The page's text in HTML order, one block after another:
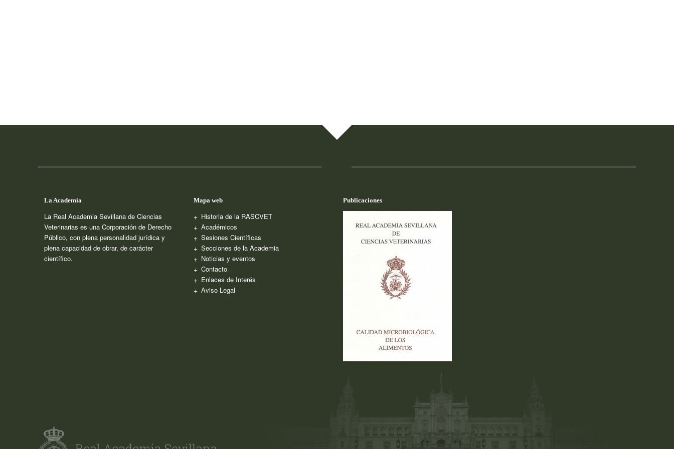
La Academia
La Real Academia Sevillana de Ciencias
Veterinarias es una Corporación de Derecho
Público, con plena personalidad jurídica y
plena capacidad de obrar, de carácter
científico.
Mapa web
Historia de la RASCVET
Académicos
Sesiones Científicas
Secciones de la Academia
Noticias y eventos
Contacto
Enlaces de Interés
Aviso Legal
Publicaciones